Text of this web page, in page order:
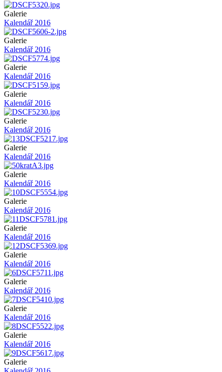
Obrázek
Galerie
Kalendář 2016
Obrázek
Galerie
Kalendář 2016
Obrázek
Galerie
Kalendář 2016
Obrázek
Galerie
Kalendář 2016
Obrázek
Galerie
Kalendář 2016
Obrázek
Galerie
Kalendář 2016
Obrázek
Galerie
Kalendář 2016
Obrázek
Galerie
Kalendář 2016
Obrázek
Galerie
Kalendář 2016
Obrázek
Galerie
Kalendář 2016
Obrázek
Galerie
Kalendář 2016
Obrázek
Galerie
Kalendář 2016
Obrázek
Galerie
Kalendář 2016
Obrázek
Galerie